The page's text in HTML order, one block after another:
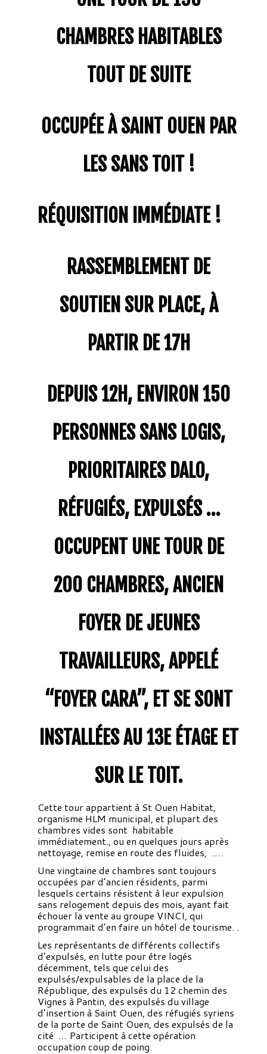
CHAMBRES HABITABLES
TOUT DE SUITE
OCCUPÉE À SAINT OUEN PAR
LES SANS TOIT !
RÉQUISITION IMMÉDIATE !
RASSEMBLEMENT DE
SOUTIEN SUR PLACE, À
PARTIR DE 17H
DEPUIS 12H, ENVIRON 150
PERSONNES SANS LOGIS,
PRIORITAIRES DALO,
RÉFUGIÉS, EXPULSÉS …
OCCUPENT UNE TOUR DE
200 CHAMBRES, ANCIEN
FOYER DE JEUNES
TRAVAILLEURS, APPELÉ
“FOYER CARA”, ET SE SONT
INSTALLÉES AU 13E ÉTAGE ET
SUR LE TOIT.
Cette tour appartient à St Ouen Habitat,
organisme HLM municipal, et plupart des
chambres vides sont habitable
immédiatement., ou en quelques jours après
nettoyage, remise en route des fluides, ….
Une vingtaine de chambres sont toujours
occupées par d’ancien résidents, parmi
lesquels certains résistent à leur expulsion
sans relogement depuis des mois, ayant fait
échouer la vente au groupe VINCI, qui
programmait d’en faire un hôtel de tourisme. .
Les représentants de différents collectifs
d’expulsés, en lutte pour être logés
décemment, tels que celui des
expulsés/expulsables de la place de la
République, des expulsés du 12 chemin des
Vignes à Pantin, des expulsés du village
d’insertion à Saint Ouen, des réfugiés syriens
de la porte de Saint Ouen, des expulsés de la
cité … Participent à cette opération
occupation coup de poing.